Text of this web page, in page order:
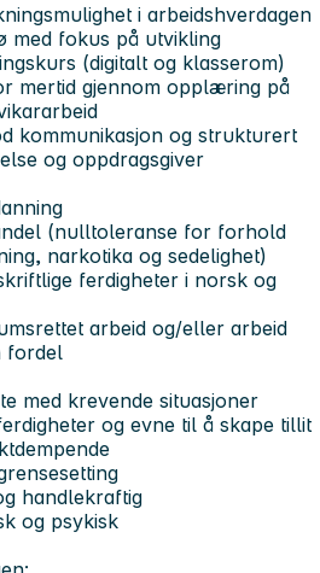
i arbeidshverdagen
med fokus på utvikling
(digitalt og klasserom)
mertid gjennom opplæring på
kommunikasjon og strukturert
og oppdragsgiver
(nulltoleranse for forhold
narkotika og sedelighet)
ferdigheter i norsk og
arbeid og/eller arbeid
fordel
med krevende situasjoner
og evne til å skape tillit
handlekraftig
og psykisk